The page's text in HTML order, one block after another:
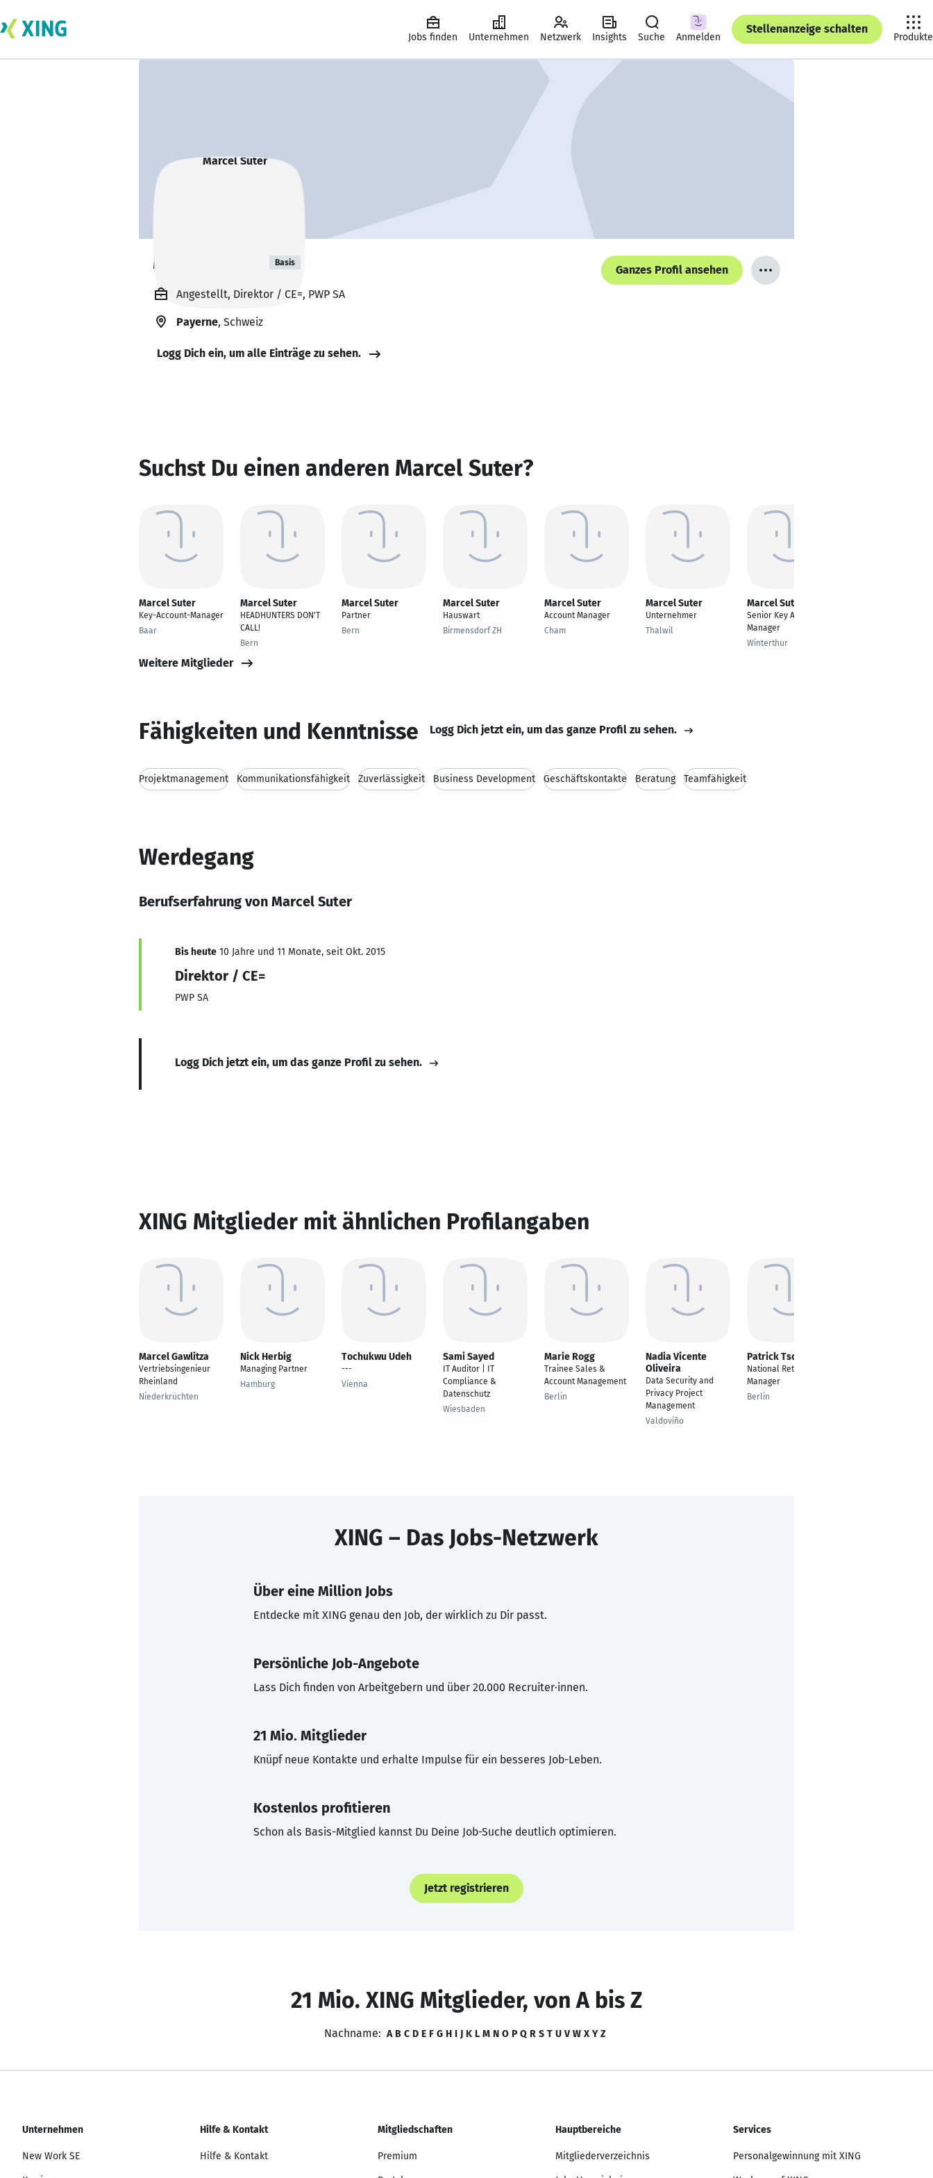
Jobs finden Unternehmen Netzwerk Insights Suche Anmelden
Stellenanzeige schalten
Produkte
Marcel Suter Basis
Ganzes Profil ansehen
Angestellt, Direktor / CE=, PWP SA
Payerne, Schweiz
Logg Dich ein, um alle Einträge zu sehen.
Suchst Du einen anderen Marcel Suter?
Marcel Suter
Key-Account-Manager
Baar
Marcel Suter
HEADHUNTERS DON'T
CALL!
Bern
Marcel Suter
Partner
Bern
Marcel Suter
Hauswart
Birmensdorf ZH
Marcel Suter
Account Manager
Cham
Marcel Suter
Unternehmer
Thalwil
Marcel Suter
Senior Key Account
Manager
Winterthur
Weitere Mitglieder
Fähigkeiten und Kenntnisse Logg Dich jetzt ein, um das ganze Profil zu sehen.
Projektmanagement Kommunikationsfähigkeit Zuverlässigkeit Business Development Geschäftskontakte Beratung Teamfähigkeit
Werdegang
Berufserfahrung von Marcel Suter
Bis heute 10 Jahre und 11 Monate, seit Okt. 2015
Direktor / CE=
PWP SA
Logg Dich jetzt ein, um das ganze Profil zu sehen.
XING Mitglieder mit ähnlichen Profilangaben
Marcel Gawlitza
Vertriebsingenieur
Rheinland
Niederkrüchten
Nick Herbig
Managing Partner
Hamburg
Tochukwu Udeh
---
Vienna
Sami Sayed
IT Auditor | IT
Compliance &
Datenschutz
Wiesbaden
Marie Rogg
Trainee Sales &
Account Management
Berlin
Nadia Vicente
Oliveira
Data Security and
Privacy Project
Management
Valdoviño
Patrick Tschirch
National Retail
Manager
Berlin
XING – Das Jobs-Netzwerk
Über eine Million Jobs
Entdecke mit XING genau den Job, der wirklich zu Dir passt.
Persönliche Job-Angebote
Lass Dich finden von Arbeitgebern und über 20.000 Recruiter·innen.
21 Mio. Mitglieder
Knüpf neue Kontakte und erhalte Impulse für ein besseres Job-Leben.
Kostenlos profitieren
Schon als Basis-Mitglied kannst Du Deine Job-Suche deutlich optimieren.
Jetzt registrieren
21 Mio. XING Mitglieder, von A bis Z
Nachname: A B C D E F G H I J K L M N O P Q R S T U V W X Y Z
Unternehmen
New Work SE
Hilfe & Kontakt
Hilfe & Kontakt
Mitgliedschaften
Premium
Hauptbereiche
Mitgliederverzeichnis
Services
Personalgewinnung mit XING